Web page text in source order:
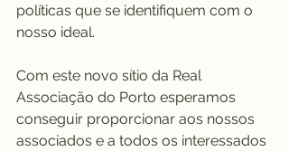
políticas que se identifiquem com o
nosso ideal.
Com este novo sítio da Real
Associação do Porto esperamos
conseguir proporcionar aos nossos
associados e a todos os interessados